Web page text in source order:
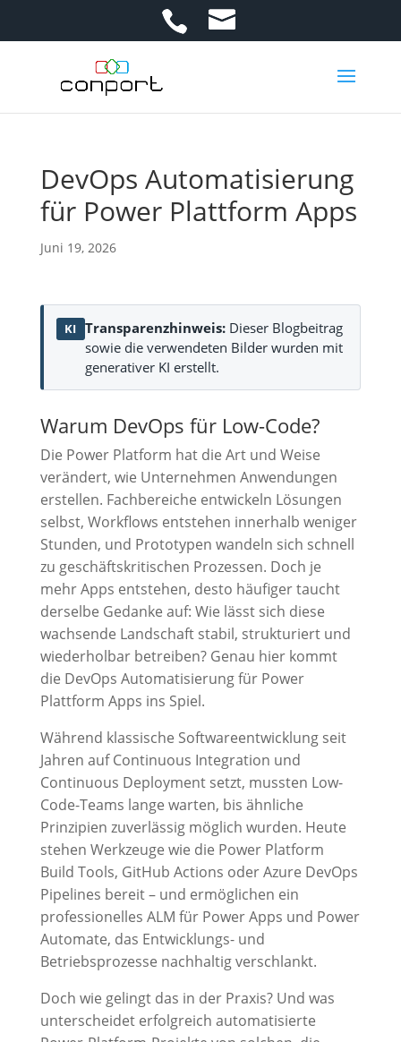
DevOps Automatisierung
für Power Plattform Apps
Juni 19, 2026
KI Transparenzhinweis:Dieser Blogbeitrag
sowie die verwendeten Bilder wurden mit
generativer KI erstellt.
Warum DevOps für Low-Code?
Die Power Platform hat die Art und Weise
verändert, wie Unternehmen Anwendungen
erstellen. Fachbereiche entwickeln Lösungen
selbst, Workflows entstehen innerhalb weniger
Stunden, und Prototypen wandeln sich schnell
zu geschäftskritischen Prozessen. Doch je
mehr Apps entstehen, desto häufiger taucht
derselbe Gedanke auf: Wie lässt sich diese
wachsende Landschaft stabil, strukturiert und
wiederholbar betreiben? Genau hier kommt
die DevOps Automatisierung für Power
Plattform Apps ins Spiel.
Während klassische Softwareentwicklung seit
Jahren auf Continuous Integration und
Continuous Deployment setzt, mussten Low-
Code-Teams lange warten, bis ähnliche
Prinzipien zuverlässig möglich wurden. Heute
stehen Werkzeuge wie die Power Platform
Build Tools, GitHub Actions oder Azure DevOps
Pipelines bereit – und ermöglichen ein
professionelles ALM für Power Apps und Power
Automate, das Entwicklungs- und
Betriebsprozesse nachhaltig verschlankt.
Doch wie gelingt das in der Praxis? Und was
unterscheidet erfolgreich automatisierte